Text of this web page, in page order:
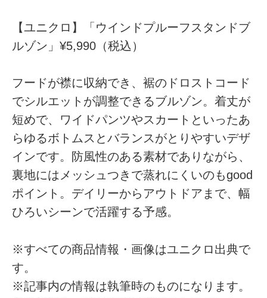
【ユニクロ】「ウインドプルーフスタンドブ
ルゾン」¥5,990（税込）
フードが襟に収納でき、裾のドロストコード
でシルエットが調整できるブルゾン。着丈が
短めで、ワイドパンツやスカートといったあ
らゆるボトムスとバランスがとりやすいデザ
インです。防風性のある素材でありながら、
裏地にはメッシュつきで蒸れにくいのもgood
ポイント。デイリーからアウトドアまで、幅
ひろいシーンで活躍する予感。
※すべての商品情報・画像はユニクロ出典で
す。
※記事内の情報は執筆時のものになります。